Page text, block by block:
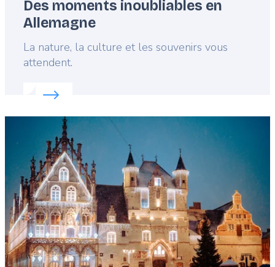
Des moments inoubliables en
Allemagne
Lead
La nature, la culture et les souvenirs vous
attendent.
Read more about: